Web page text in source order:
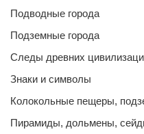
Подводные города
Подземные города
Следы древних
Знаки и символы
Колокольные пещеры,
Пирамиды, дольмены,